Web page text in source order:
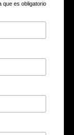
que es obligatorio